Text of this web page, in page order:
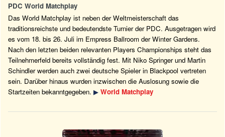
PDC World Matchplay
Das World Matchplay ist neben der Weltmeisterschaft das
traditionsreichste und bedeutendste Turnier der PDC. Ausgetragen wird
es vom 18. bis 26. Juli im Empress Ballroom der Winter Gardens.
Nach den letzten beiden relevanten Players Championships steht das
Teilnehmerfeld bereits vollständig fest. Mit Niko Springer und Martin
Schindler werden auch zwei deutsche Spieler in Blackpool vertreten
sein. Darüber hinaus wurden inzwischen die Auslosung sowie die
Startzeiten bekanntgegeben. ▶ World Matchplay